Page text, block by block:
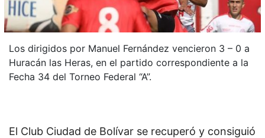
Los dirigidos por Manuel Fernández vencieron 3 – 0 a
Huracán las Heras, en el partido correspondiente a la
Fecha 34 del Torneo Federal “A”.
El Club Ciudad de Bolívar se recuperó y consiguió